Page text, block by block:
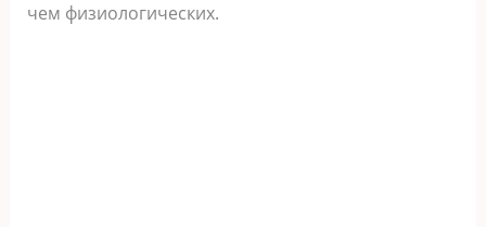
чем физиологических.